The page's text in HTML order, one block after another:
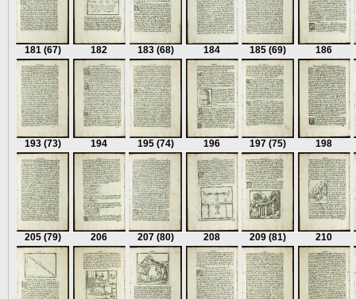
181 (67) 182 183 (68) 184 185 (69) 186
193 (73) 194 195 (74) 196 197 (75) 198
205 (79) 206 207 (80) 208 209 (81) 210